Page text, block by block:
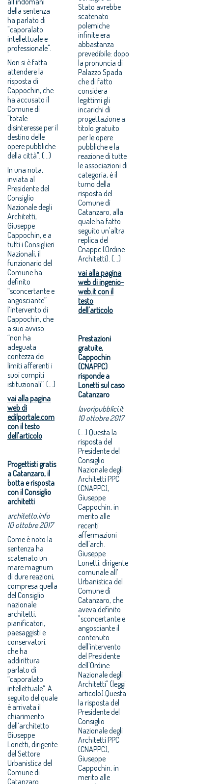
della sentenza
ha parlato di
"caporalato
intellettuale e
professionale".
Non si è fatta
attendere la
risposta di
Cappochin, che
ha accusato il
Comune di
"totale
disinteresse per il
destino delle
opere pubbliche
della città". (...)
In una nota,
inviata al
Presidente del
Consiglio
Nazionale degli
Architetti,
Giuseppe
Cappochin, e a
tutti i Consiglieri
Nazionali, il
funzionario del
Comune ha
definito
“sconcertante e
angosciante”
l’intervento di
Cappochin, che
a suo avviso
“non ha
adeguata
contezza dei
limiti afferenti i
suoi compiti
istituzionali”. (...)
vai alla pagina
web di
edilportale.com
con il testo
dell'articolo
Progettisti gratis
a Catanzaro, il
botta e risposta
con il Consiglio
architetti
architetto.info
10 ottobre 2017
Come è noto la
sentenza ha
scatenato un
mare magnum
di dure reazioni,
compresa quella
del Consiglio
nazionale
architetti,
pianificatori,
paesaggisti e
conservatori,
che ha
addirittura
parlato di
“caporalato
intellettuale“. A
seguito del quale
è arrivata il
chiarimento
dell’architetto
Giuseppe
Lonetti, dirigente
del Settore
Urbanistica del
Comune di
Catanzaro.
Stato avrebbe
scatenato
polemiche
infinite era
abbastanza
prevedibile: dopo
la pronuncia di
Palazzo Spada
che di fatto
considera
legittimi gli
incarichi di
progettazione a
titolo gratuito
per le opere
pubbliche e la
reazione di tutte
le associazioni di
categoria, è il
turno della
risposta del
Comune di
Catanzaro, alla
quale ha fatto
seguito un'altra
replica del
Cnappc (Ordine
Architetti). (...)
vai alla pagina
web di ingenio-
web.it con il
testo
dell'articolo
Prestazioni
gratuite,
Cappochin
(CNAPPC)
risponde a
Lonetti sul caso
Catanzaro
lavoripubblici.it
10 ottobre 2017
(...) Questa la
risposta del
Presidente del
Consiglio
Nazionale degli
Architetti PPC
(CNAPPC),
Giuseppe
Cappochin, in
merito alle
recenti
affermazioni
dell'arch.
Giuseppe
Lonetti, dirigente
comunale all’
Urbanistica del
Comune di
Catanzaro, che
aveva definito
"sconcertante e
angosciante il
contenuto
dell'intervento
del Presidente
dell'Ordine
Nazionale degli
Architetti" (leggi
articolo).Questa
la risposta del
Presidente del
Consiglio
Nazionale degli
Architetti PPC
(CNAPPC),
Giuseppe
Cappochin, in
merito alle